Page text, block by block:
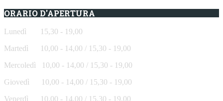
ORARIO D'APERTURA
Lunedì 15,30 - 19,00
Martedì 10,00 - 14,00 / 15,30 - 19,00
Mercoledì
10,00 - 14,00 / 15,30 - 19,00
Giovedì
10,00 - 14,00 / 15,30 - 19,00
Venerdì
10,00 - 14,00 / 15,30 - 19,00